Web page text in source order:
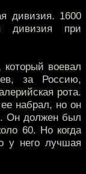
дивизия. 1600
дивизия при
воевал
за Россию,
рота.
набрал, но он
Он должен был
60. Но когда
у него лучшая